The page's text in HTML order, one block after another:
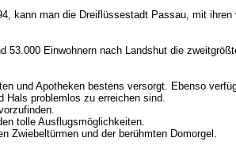
kann man die Dreiflüssestadt Passau, mit ihren
Einwohnern nach Landshut die
und Apotheken bestens versorgt. Ebenso
Hals problemlos zu erreichen sind.
tolle Ausflugsmöglichkeiten.
Zwiebeltürmen und der berühmten Domorgel.